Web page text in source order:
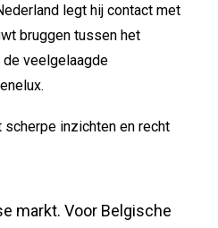
legt hij contact met
bruggen tussen het
veelgelaagde
inzichten en recht
markt. Voor Belgische